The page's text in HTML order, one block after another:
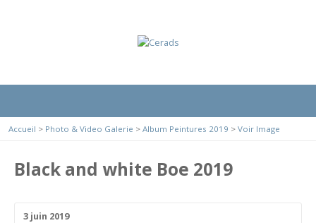
Accueil > Photo & Video Galerie > Album Peintures 2019 > Voir Image
Black and white Boe 2019
3 juin 2019